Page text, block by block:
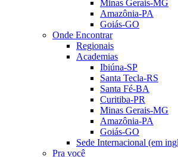
Minas Gerais-MG
Amazônia-PA
Goiás-GO
Onde Encontrar
Regionais
Academias
Ibiúna-SP
Santa Tecla-RS
Santa Fé-BA
Curitiba-PR
Minas Gerais-MG
Amazônia-PA
Goiás-GO
Sede Internacional (em
Pra você